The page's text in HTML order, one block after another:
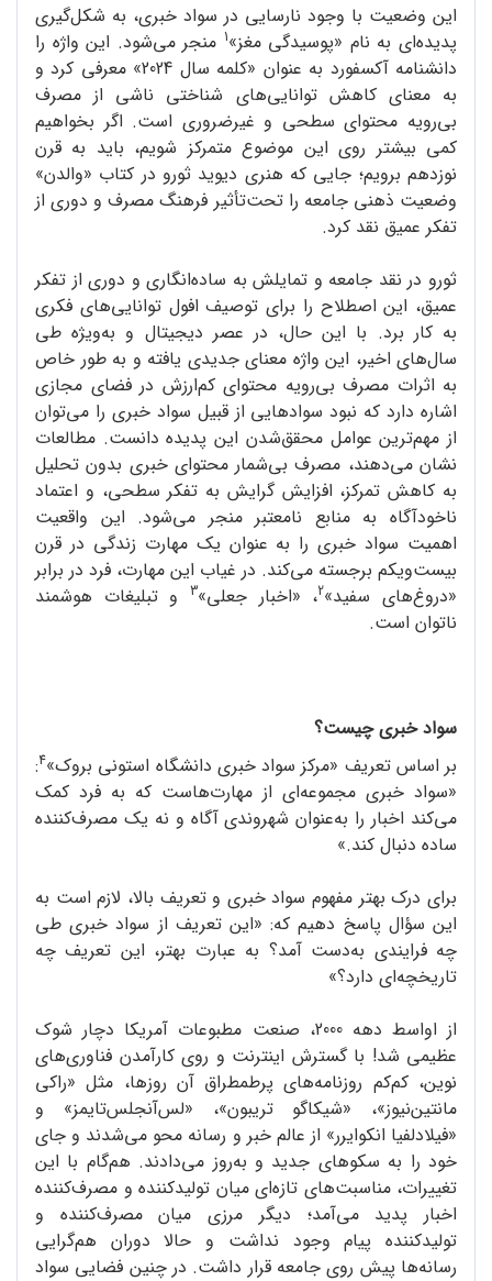
این وضعیت با وجود نارسایی در سواد خبری، به شکل‌گیری
پدیده‌ای به نام «پوسیدگی مغز»1 منجر می‌شود. این واژه را
دانشنامه‌ آکسفورد به عنوان «کلمه‌ سال 2024» معرفی کرد و
به معنای کاهش توانایی‌های شناختی ناشی از مصرف
بی‌رویه‌ محتوای سطحی و غیرضروری است. اگر بخواهیم
کمی بیشتر روی این موضوع متمرکز شویم، باید به قرن
نوزدهم برویم؛ جایی که هنری دیوید ثورو در کتاب «والدن»
وضعیت ذهنی جامعه را تحت‌تأثیر فرهنگ مصرف و دوری از
تفکر عمیق نقد کرد.
ثورو در نقد جامعه و تمایلش به ساده‌انگاری و دوری از تفکر
عمیق، این اصطلاح را برای توصیف افول توانایی‌های فکری
به کار برد. با این حال، در عصر دیجیتال و به‌ویژه طی
سال‌های اخیر، این واژه معنای جدیدی یافته و به طور خاص
به اثرات مصرف بی‌رویه‌ محتوای کم‌ارزش در فضای مجازی
اشاره دارد که نبود سوادهایی از قبیل سواد خبری را می‌توان
از مهم‌ترین عوامل محقق‌شدن این پدیده دانست. مطالعات
نشان می‌دهند، مصرف بی‌شمار محتوای خبری بدون تحلیل
به کاهش تمرکز، افزایش گرایش به تفکر سطحی، و اعتماد
ناخودآگاه به منابع نامعتبر منجر می‌شود. این واقعیت
اهمیت سواد خبری را به عنوان یک مهارت زندگی در قرن
بیست‌و‌یکم برجسته می‌کند. در غیاب این مهارت، فرد در برابر
«دروغ‌های سفید»2، «اخبار جعلی»3
و تبلیغات هوشمند
ناتوان است.
سواد خبری چیست؟
بر اساس تعریف «مرکز سواد خبری دانشگاه استونی بروک»4
:
«سواد خبری مجموعه‌ای از مهارت‌هاست که به فرد کمک
می‌کند اخبار را به‌عنوان شهروندی آگاه و نه یک مصرف‌کننده‌
ساده دنبال کند.»
برای درک بهتر مفهوم سواد خبری و تعریف بالا، لازم است به
این سؤال پاسخ دهیم که: «این تعریف از سواد خبری طی
چه فرایندی به‌دست آمد؟ به عبارت بهتر، این تعریف چه
تاریخچه‌ای دارد؟»
از اواسط دهه‌ 2000، صنعت مطبوعات آمریکا دچار شوک
عظیمی شد! با گسترش اینترنت و روی کارآمدن فناوری‌های
نوین، کم‌کم روزنامه‌های پرطمطراق آن روزها، مثل «راکی
مانتین‌نیوز»، «شیکاگو تریبون»، «لس‌آنجلس‌تایمز» و
«فیلادلفیا انکوایرر» از عالم خبر و رسانه محو می‌شدند و جای
خود را به سکوهای جدید و به‌روز می‌دادند. هم‌گام با این
تغییرات، مناسبت‌های تازه‌ای میان تولیدکننده و مصرف‌کننده‌
اخبار پدید می‌آمد؛ دیگر مرزی میان مصرف‌کننده و
تولیدکننده‌ پیام وجود نداشت و حالا دوران هم‌گرایی
رسانه‌ها پیش روی جامعه قرار داشت. در چنین فضایی سواد